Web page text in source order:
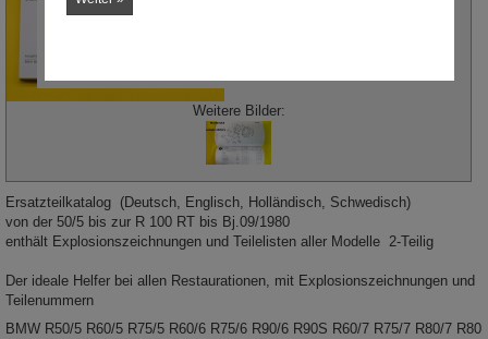
Weitere Bilder:
Ersatzteilkatalog (Deutsch, Englisch, Holländisch, Schwedisch)
von der 50/5 bis zur R 100 RT bis Bj.09/1980
enthält Explosionszeichnungen und Teilelisten aller Modelle 2-Teilig
Der ideale Helfer bei allen Restaurationen, mit Explosionszeichnungen und
Teilenummern
BMW R50/5 R60/5 R75/5 R60/6 R75/6 R90/6 R90S R60/7 R75/7 R80/7 R80